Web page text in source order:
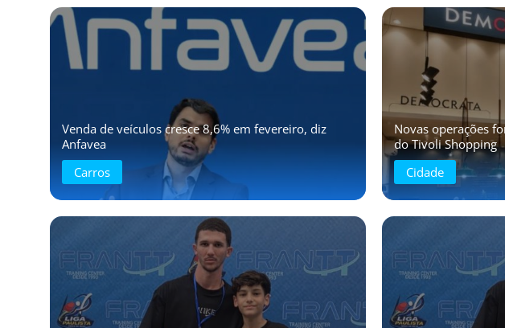
Venda de veículos cresce 8,6% em fevereiro, diz
Anfavea
Carros
Novas operações
do Tivoli Shopping
Cidade